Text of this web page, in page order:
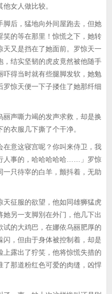
女人做比较。
后，猛地向外间屋跑去，但她
笑的等在那里！惊慌之下，她转
又是挡在了她面前。罗惊天一
结实坚韧的虎皮竟然被他随手
得当时就有些腿脚发软，她勉
惊天便一下子搂住了她那纤细
声嘶力竭的发声求救，却是换
衣服几下撕了个干净。
意这寝宫呢？你叫来侍卫，我
人事的，哈哈哈哈哈……」罗惊
只待宰的白羊，颤抖着，无助
征服的欲望，他如同雄狮猛虎
另一支脚別在外门，他几下出
的大鸡巴，在娜依乌丽肥厚的
，但由于身体被控制着，却是
露出了狞笑，他将惊慌失措的
那道粉红色可爱的肉缝，凶悍